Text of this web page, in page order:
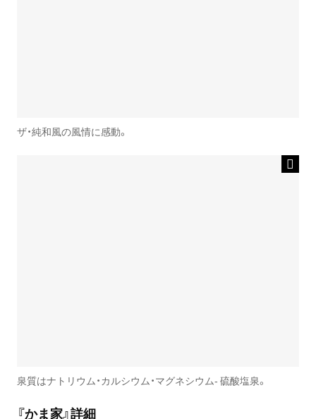
ザ・純和風の風情に感動。
泉質はナトリウム・カルシウム・マグネシウム- 硫酸塩泉。
『かま家』詳細